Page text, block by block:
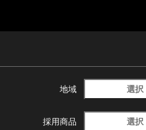
地域 選択
採用商品 選択